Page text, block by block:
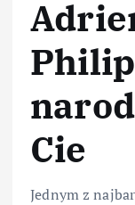
Cie
Jednym z